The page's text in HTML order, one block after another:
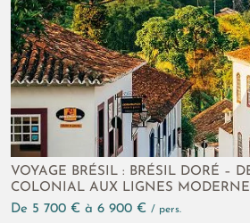
VOYAGE BRÉSIL : BRÉSIL DORÉ –
COLONIAL AUX LIGNES
de 5 700 € à 6 900 € / pers.